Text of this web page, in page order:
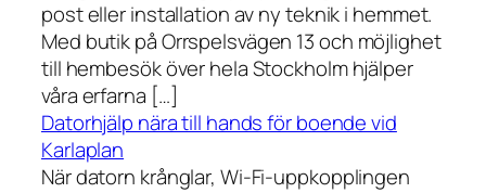
post eller installation av ny teknik i hemmet.
Med butik på Orrspelsvägen 13 och möjlighet
till hembesök över hela Stockholm hjälper
våra erfarna […]
Datorhjälp nära till hands för boende vid
Karlaplan
När datorn krånglar, Wi-Fi-uppkopplingen